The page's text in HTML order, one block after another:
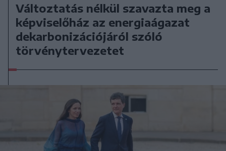
Változtatás nélkül szavazta meg a
képviselőház az energiaágazat
dekarbonizációjáról szóló
törvénytervezetet